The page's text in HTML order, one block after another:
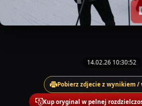
14.02.26 10:30:52
Pobierz zdjecie z wynikiem
Kup oryginal w pelnej